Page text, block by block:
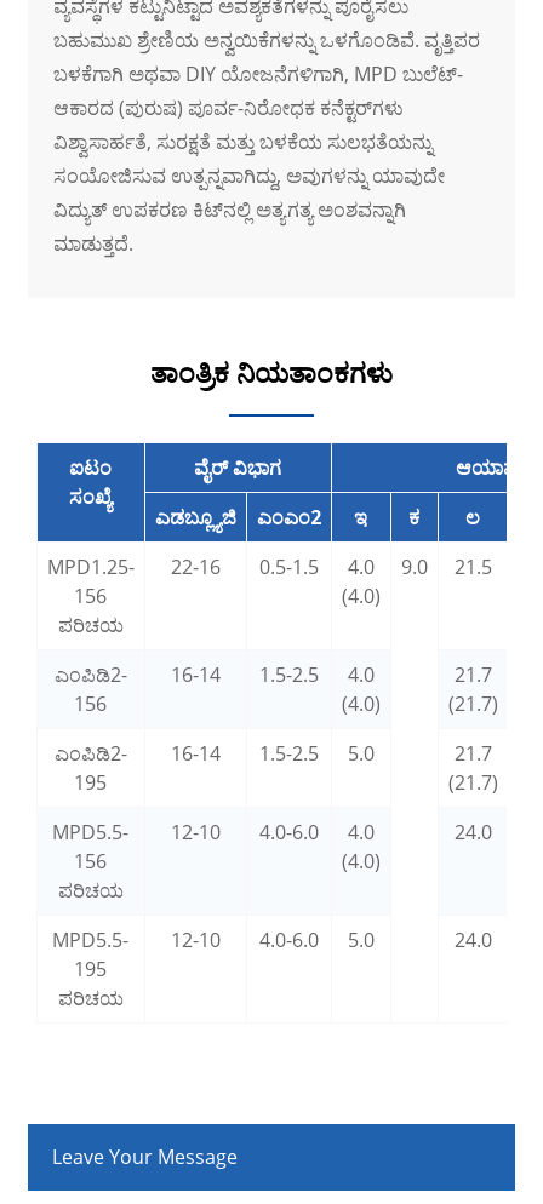
ವ್ಯವಸ್ಥೆಗಳ ಕಟ್ಟುನಿಟ್ಟಾದ ಅವಶ್ಯಕತೆಗಳನ್ನು ಪೂರೈಸಲು
ಬಹುಮುಖ ಶ್ರೇಣಿಯ ಅನ್ವಯಿಕೆಗಳನ್ನು ಒಳಗೊಂಡಿವೆ. ವೃತ್ತಿಪರ
ಬಳಕೆಗಾಗಿ ಅಥವಾ DIY ಯೋಜನೆಗಳಿಗಾಗಿ, MPD ಬುಲೆಟ್-
ಆಕಾರದ (ಪುರುಷ) ಪೂರ್ವ-ನಿರೋಧಕ ಕನೆಕ್ಟರ್‌ಗಳು
ವಿಶ್ವಾಸಾರ್ಹತೆ, ಸುರಕ್ಷತೆ ಮತ್ತು ಬಳಕೆಯ ಸುಲಭತೆಯನ್ನು
ಸಂಯೋಜಿಸುವ ಉತ್ಪನ್ನವಾಗಿದ್ದು, ಅವುಗಳನ್ನು ಯಾವುದೇ
ವಿದ್ಯುತ್ ಉಪಕರಣ ಕಿಟ್‌ನಲ್ಲಿ ಅತ್ಯಗತ್ಯ ಅಂಶವನ್ನಾಗಿ
ಮಾಡುತ್ತದೆ.
ತಾಂತ್ರಿಕ ನಿಯತಾಂಕಗಳು
ಐಟಂ
ಸಂಖ್ಯೆ
ವೈರ್ ವಿಭಾಗ
ಆಯಾಮ
ಎಡಬ್ಲ್ಯೂಜಿ
ಎಂಎಂ2 ಇ ಕ ಲ
MPD1.25-
156
ಪರಿಚಯ
22-16 0.5-1.5
4.0
(4.0)
9.0 21.5
ಎಂಪಿಡಿ2-
156
16-14 1.5-2.5
4.0
(4.0)
21.7
(21.7)
ಎಂಪಿಡಿ2-
195
16-14 1.5-2.5 5.0
21.7
(21.7)
MPD5.5-
156
ಪರಿಚಯ
12-10 4.0-6.0
4.0
(4.0)
24.0
MPD5.5-
195
ಪರಿಚಯ
12-10 4.0-6.0 5.0 24.0
Leave Your Message